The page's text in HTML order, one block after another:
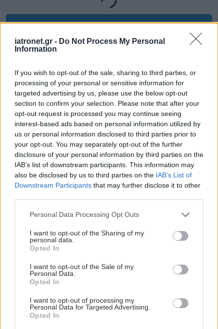
iatronet.gr - Do Not Process My Personal
Information
If you wish to opt-out of the sale, sharing to third parties, or
processing of your personal or sensitive information for
targeted advertising by us, please use the below opt-out
section to confirm your selection. Please note that after your
opt-out request is processed you may continue seeing
interest-based ads based on personal information utilized by
us or personal information disclosed to third parties prior to
your opt-out. You may separately opt-out of the further
disclosure of your personal information by third parties on the
IAB’s list of downstream participants. This information may
also be disclosed by us to third parties on the IAB’s List of
Downstream Participants that may further disclose it to other
Please note that this website/app uses one or more Google
not limited to your visit or usage behaviour. You may click to
grant or deny consent to Google and its third-party tags to
use your data for below specified purposes in below Google
consent section.
Personal Data Processing Opt Outs
I want to opt-out of the Sharing of my
personal data.
Opted In
I want to opt-out of the Sale of my
Personal Data.
Opted In
I want to opt-out of processing my
Personal Data for Targeted Advertising.
Opted In
Προσθήκη Σχολίου